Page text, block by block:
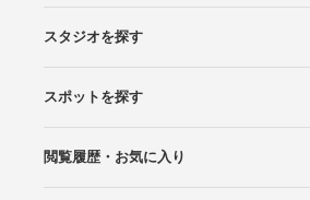
スタジオを探す
エリアから探す
こだわりから探す
NEW PHOTO STYLE
プランから探す
フォトタイプ診断
フォトグラファーから探す
国内リゾートから探す
スポットを探す
ロケーションから探す
スタジオから探す
閲覧履歴・お気に入り